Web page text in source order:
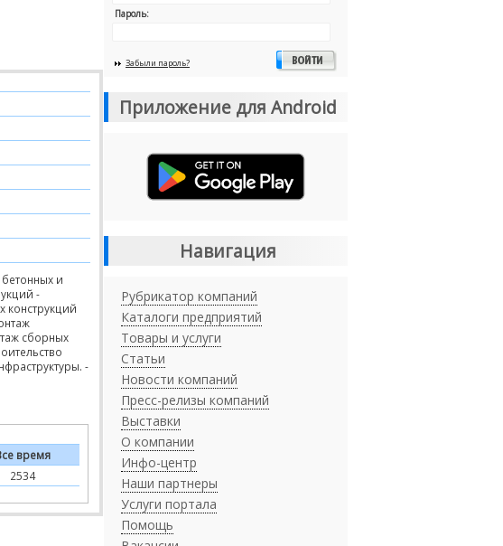
и
-
конструкций
сборных
-
время
2534
Пароль:
Забыли пароль?
Приложение для Android
Навигация
Рубрикатор компаний
Каталоги предприятий
Товары и услуги
Статьи
Новости компаний
Пресс-релизы компаний
Выставки
О компании
Инфо-центр
Наши партнеры
Услуги портала
Помощь